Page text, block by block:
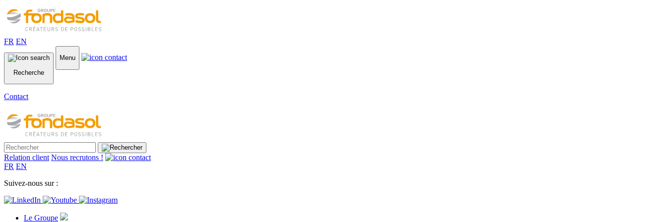
FR EN
Recherche
Menu
Contact
Relation client Nous recrutons !
FR EN
Suivez-nous sur :
Le Groupe